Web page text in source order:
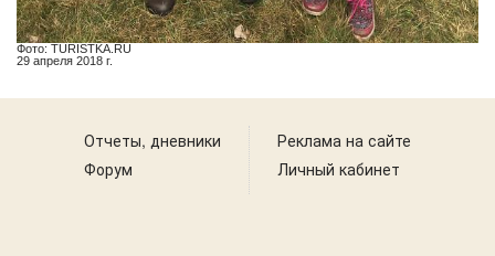
Фото: TURISTKA.RU
29 апреля 2018 г.
Отчеты, дневники
Форум
Реклама на сайте
Личный кабинет